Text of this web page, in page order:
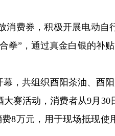
消费券，积极开展电动自
拳”，通过真金白银的补
，共组织酉阳茶油、酉
赛活动，消费者从9月30
8万元，用于现场抵现使